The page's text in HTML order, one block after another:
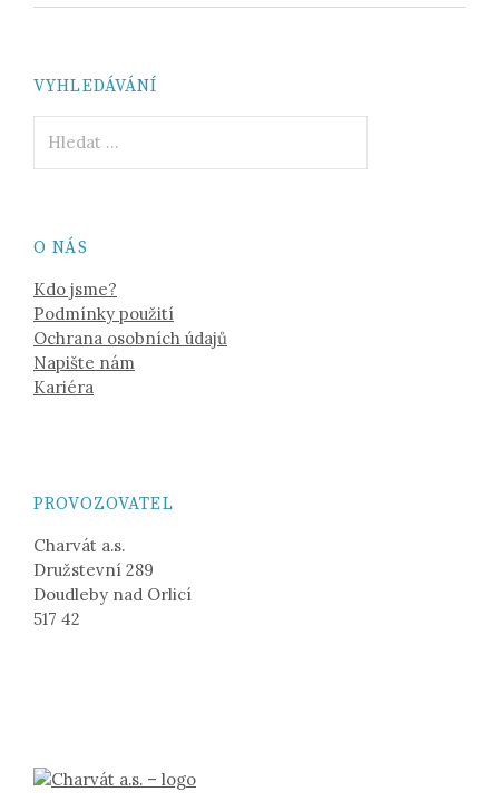
VYHLEDÁVÁNÍ
O NÁS
Kdo jsme?
Podmínky použití
Ochrana osobních údajů
Napište nám
Kariéra
PROVOZOVATEL
Charvát a.s.
Družstevní 289
Doudleby nad Orlicí
517 42